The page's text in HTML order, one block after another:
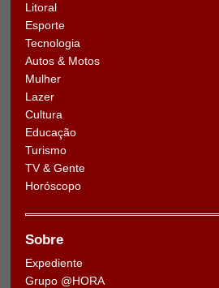
Litoral
Esporte
Tecnologia
Autos & Motos
Mulher
Lazer
Cultura
Educação
Turismo
TV & Gente
Horóscopo
Sobre
Expediente
Grupo @HORA